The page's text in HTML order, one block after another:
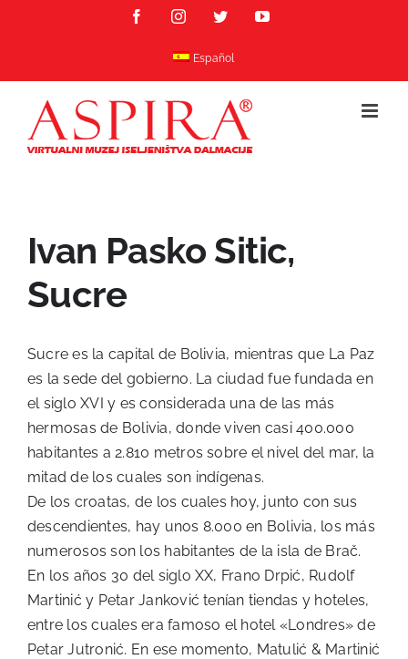
FacebookInstagramTwitterYouTube
Español
Ivan Pasko Sitic,
Sucre
Sucre es la capital de Bolivia, mientras que La Paz
es la sede del gobierno. La ciudad fue fundada en
el siglo XVI y es considerada una de las más
hermosas de Bolivia, donde viven casi 400.000
habitantes a 2.810 metros sobre el nivel del mar, la
mitad de los cuales son indígenas.
De los croatas, de los cuales hoy, junto con sus
descendientes, hay unos 8.000 en Bolivia, los más
numerosos son los habitantes de la isla de Brač.
En los años 30 del siglo XX, Frano Drpić, Rudolf
Martinić y Petar Janković tenían tiendas y hoteles,
entre los cuales era famoso el hotel «Londres» de
Petar Jutronić. En ese momento, Matulić & Martinić